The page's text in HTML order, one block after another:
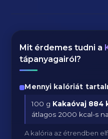
Mit érdemes tudni a
tápanyagairól?
Mennyi kalóriát
100 g Kakaóvaj 884
átlagos 2000 kcal-s
A kalória az étrendben